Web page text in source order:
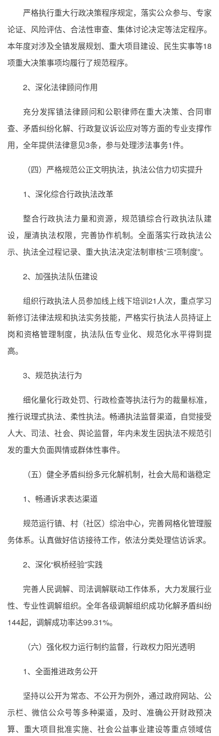
严格执行重大行政决策程序规定，落实公众参与、专家
论证、风险评估、合法性审查、集体讨论决定等法定程序。
本年度对涉及全镇发展规划、重大项目建设、民生实事等18
项重大决策事项均履行了规范程序。
2、深化法律顾问作用
充分发挥镇法律顾问和公职律师在重大决策、合同审
查、矛盾纠纷化解、行政复议诉讼应对等方面的专业支撑作
用，全年提供法律意见3条，参与处理涉法事务1件。
（四）严格规范公正文明执法，执法公信力切实提升
1、深化综合行政执法改革
整合行政执法力量和资源，规范镇综合行政执法队建
设，厘清执法权限，完善协作机制。全面落实行政执法公
示、执法全过程记录、重大执法决定法制审核“三项制度”。
2、加强执法队伍建设
组织行政执法人员参加线上线下培训21人次，重点学习
新修订法律法规和执法实务技能，严格实行执法人员持证上
岗和资格管理制度，执法队伍专业化、规范化水平得到提
高。
3、规范执法行为
细化量化行政处罚、行政检查等执法行为的裁量标准，
推行说理式执法、柔性执法。畅通执法监督渠道，自觉接受
人大、司法、社会、舆论监督，年内未发生因执法不规范引
发的重大负面舆情或群体性事件。
（五）健全矛盾纠纷多元化解机制，社会大局和谐稳定
1、畅通诉求表达渠道
规范运行镇、村（社区）综治中心，完善网格化管理服
务体系。认真做好信访接待工作，依法分类处理信访诉求。
2、深化“枫桥经验”实践
完善人民调解、司法调解联动工作体系，大力发展行业
性、专业性调解组织。全年各级调解组织成功化解矛盾纠纷
144起，调解成功率达99.31%。
（六）强化权力运行制约监督，行政权力阳光透明
1、全面推进政务公开
坚持以公开为常态、不公开为例外，通过政府网站、公
示栏、微信公众号等多种渠道，及时、准确公开财政预决
算、重大项目批准实施、社会公益事业建设等重点领域信